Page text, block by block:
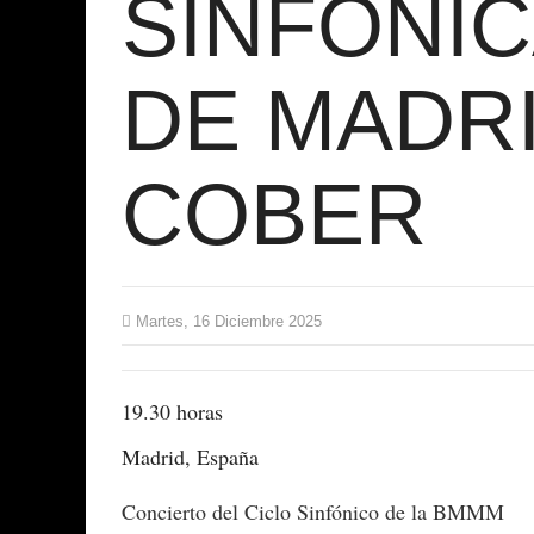
DE
COBER
Martes, 16 Diciembre 2025
19.30 horas
Madrid, España
Concierto del Ciclo Sinfónico de la BMMM